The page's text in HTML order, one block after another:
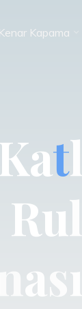
Kenar Kapama
atl
Rul
ası